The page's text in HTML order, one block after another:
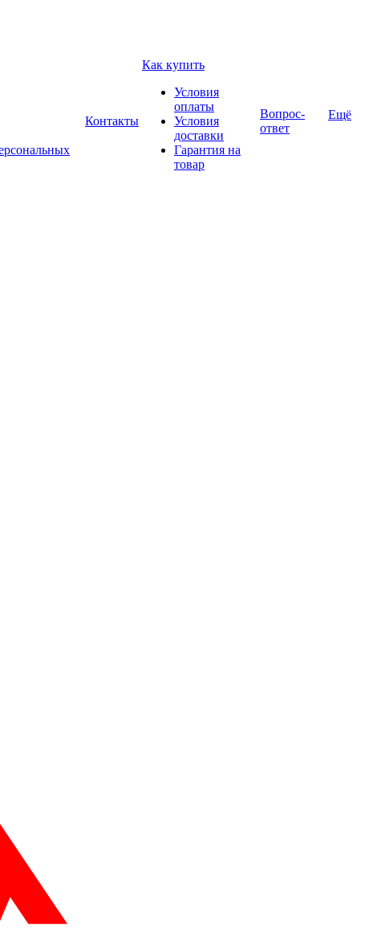
Контакты
Как купить
Условия
оплаты
Условия
доставки
Гарантия на
товар
Вопрос-
ответ
Ещё